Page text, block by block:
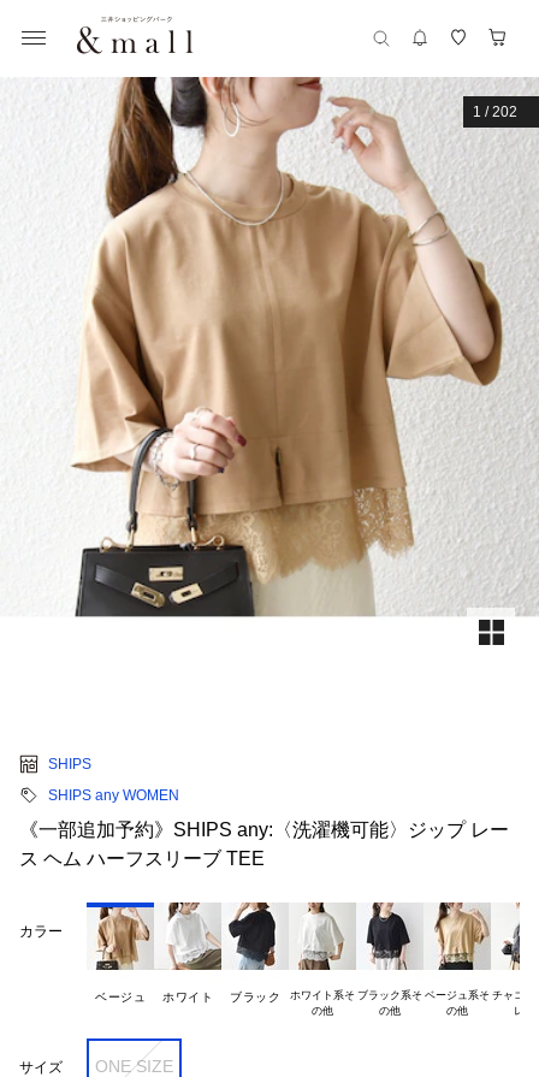
1 /202
SHIPS
SHIPS any WOMEN
《一部追加予約》SHIPS any:〈洗濯機可能〉ジップ レー
ス ヘム ハーフスリーブ TEE
カラー
ベージュ ホワイト ブラック
ホワイト系そ ブラック系そ ベージュ系そ チャコー
サイズ ONE SIZE